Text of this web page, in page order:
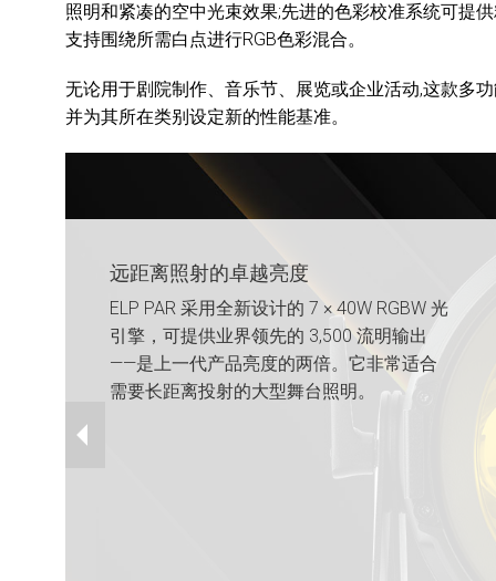
照明和紧凑的空中光束效果;先进的色彩校准系统可提
支持围绕所需白点进行RGB色彩混合。
无论用于剧院制作、音乐节、展览或企业活动,这款多
并为其所在类别设定新的性能基准。
远距离照射的卓越亮度
ELP PAR 采用全新设计的 7 × 40W RGBW 光
引擎，可提供业界领先的 3,500 流明输出
——是上一代产品亮度的两倍。它非常适合
需要长距离投射的大型舞台照明。